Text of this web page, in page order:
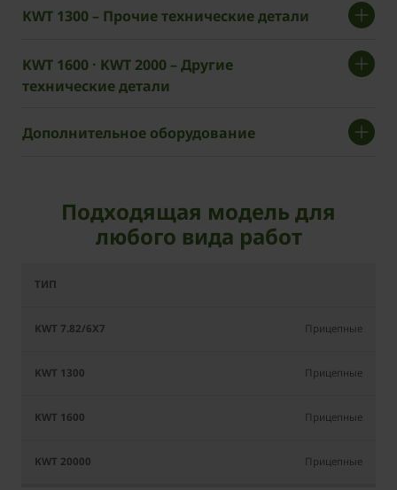
KWT 1300 – Прочие технические детали
KWT 1600 · KWT 2000 – Другие
технические детали
Дополнительное оборудование
Подходящая модель для
любого вида работ
Прицепные
Прицепные
Прицепные
Прицепные